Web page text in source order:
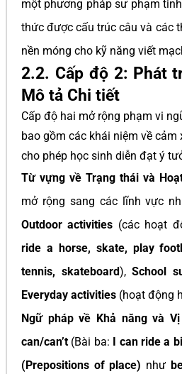
một phương pháp sư phạm
thức được cấu trúc câu và các
nền móng cho kỹ năng viết
2.2. Cấp độ 2: Phát
Mô tả Chi tiết
Cấp độ hai mở rộng phạm vi
bao gồm các khái niệm về cảm
cho phép học sinh diễn đạt ý
Từ vựng về Trạng thái và
mở rộng sang các lĩnh vực
Outdoor activities (các hoạt
ride a horse, skate, play
tennis, skateboard), School
Everyday activities (hoạt động
Ngữ pháp về Khả năng và
can/can’t (Bài ba: I can ride a
(Prepositions of place) như